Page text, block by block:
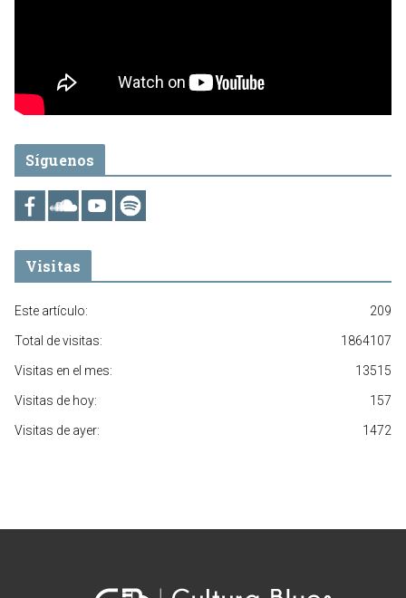
Síguenos
Visitas
209
Este artículo:
1864107
Total de visitas:
13515
Visitas en el mes:
157
Visitas de hoy:
1472
Visitas de ayer: